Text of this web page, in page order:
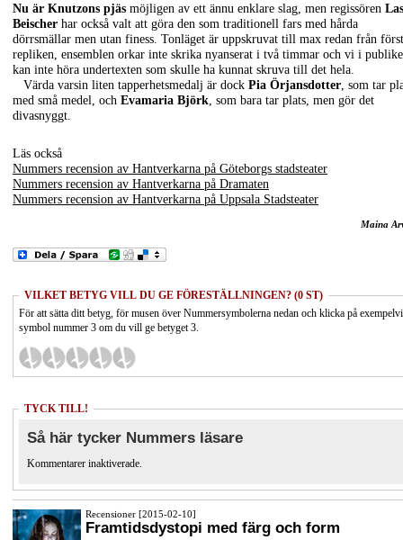
Nu är Knutzons pjäs möjligen av ett ännu enklare slag, men regissören
Beischer har också valt att göra den som traditionell fars med hårda
dörrsmällar men utan finess. Tonläget är uppskruvat till max redan från
repliken, ensemblen orkar inte skrika nyanserat i två timmar och vi i
kan inte höra undertexten som skulle ha kunnat skruva till det hela.
Värda varsin liten tapperhetsmedalj är dock Pia Örjansdotter , som tar
med små medel, och Evamaria Björk , som bara tar plats, men gör det
divasnyggt.
Läs också
Nummers recension av Hantverkarna på Göteborgs stadsteater
Nummers recension av Hantverkarna på Dramaten
Nummers recension av Hantverkarna på Uppsala Stadsteater
Maina
VILKET BETYG VILL DU GE FÖRESTÄLLNINGEN? (0 ST)
För att sätta ditt betyg, för musen över Nummersymbolerna nedan och klicka på
symbol nummer 3 om du vill ge betyget 3.
TYCK TILL!
Så här tycker Nummers läsare
Kommentarer inaktiverade.
Recensioner [2015-02-10]
Framtidsdystopi med färg och form